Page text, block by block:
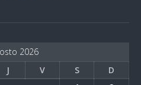
2026
J V S
D